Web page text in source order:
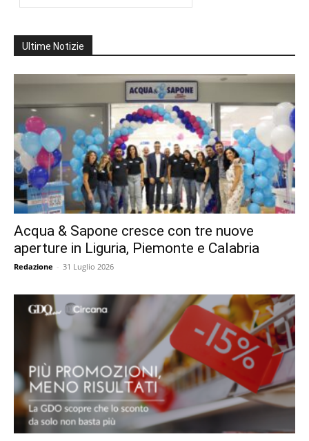
Ultime Notizie
Acqua & Sapone cresce con tre nuove
aperture in Liguria, Piemonte e Calabria
Redazione - 31 Luglio 2026